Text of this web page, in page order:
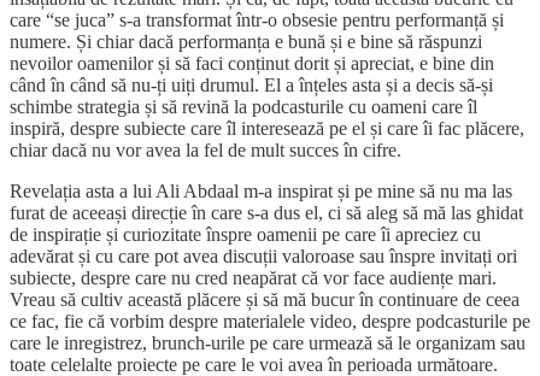
care “se juca” s-a transformat într-o obsesie pentru performanță și
numere. Și chiar dacă performanța e bună și e bine să răspunzi
nevoilor oamenilor și să faci conținut dorit și apreciat, e bine din
când în când să nu-ți uiți drumul. El a înțeles asta și a decis să-și
schimbe strategia și să revină la podcasturile cu oameni care îl
inspiră, despre subiecte care îl interesează pe el și care îi fac plăcere,
chiar dacă nu vor avea la fel de mult succes în cifre.
Revelația asta a lui Ali Abdaal m-a inspirat și pe mine să nu ma las
furat de aceeași direcție în care s-a dus el, ci să aleg să mă las ghidat
de inspirație și curiozitate înspre oamenii pe care îi apreciez cu
adevărat și cu care pot avea discuții valoroase sau înspre invitați ori
subiecte, despre care nu cred neapărat că vor face audiențe mari.
Vreau să cultiv această plăcere și să mă bucur în continuare de ceea
ce fac, fie că vorbim despre materialele video, despre podcasturile pe
care le inregistrez, brunch-urile pe care urmează să le organizam sau
toate celelalte proiecte pe care le voi avea în perioada următoare.